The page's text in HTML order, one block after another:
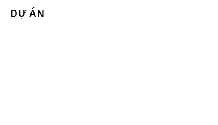
DỰ ÁN